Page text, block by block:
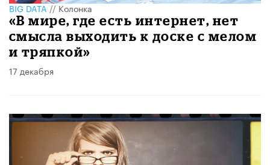
BIG DATA//Колонка
«В мире, где есть интернет, нет
смысла выходить к доске с мелом
и тряпкой»
17 декабря